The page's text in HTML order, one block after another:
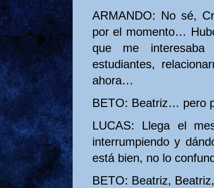
ARMANDO: No sé,
por el momento…
que me
estudiantes,
ahora…
BETO: Beatriz… pero
LUCAS: Llega el
interrumpiendo y
está bien, no lo
BETO: Beatriz,